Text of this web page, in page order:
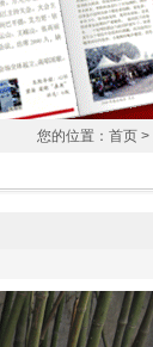
您的位置： 首页 >